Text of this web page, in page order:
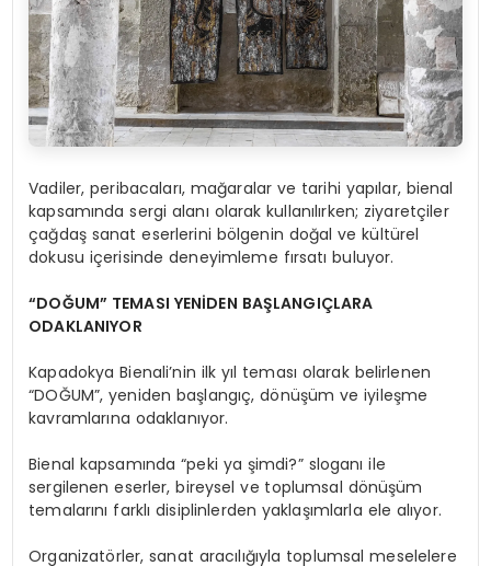
Vadiler, peribacaları, mağaralar ve tarihi yapılar, bienal
kapsamında sergi alanı olarak kullanılırken; ziyaretçiler
çağdaş sanat eserlerini bölgenin doğal ve kültürel
dokusu içerisinde deneyimleme fırsatı buluyor.
“DOĞUM” TEMASI YENİDEN BAŞLANGIÇLARA
ODAKLANIYOR
Kapadokya Bienali’nin ilk yıl teması olarak belirlenen
“DOĞUM”, yeniden başlangıç, dönüşüm ve iyileşme
kavramlarına odaklanıyor.
Bienal kapsamında “peki ya şimdi?” sloganı ile
sergilenen eserler, bireysel ve toplumsal dönüşüm
temalarını farklı disiplinlerden yaklaşımlarla ele alıyor.
Organizatörler, sanat aracılığıyla toplumsal meselelere